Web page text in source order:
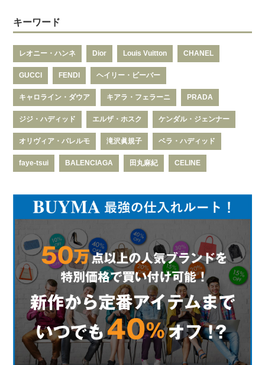
キーワード
レオニー・ハンネ Dior Louis Vuitton CHANEL
GUCCI FENDI ヘイリー・ビーバー
キャロライン・ダウア キアラ・フェラーニ PRADA
ジジ・ハディッド エルザ・ホスク ケンダル・ジェンナー
オリヴィア・パレルモ 滝沢眞規子 ベラ・ハディッド
faye-tsui BALENCIAGA 田丸麻紀 CELINE